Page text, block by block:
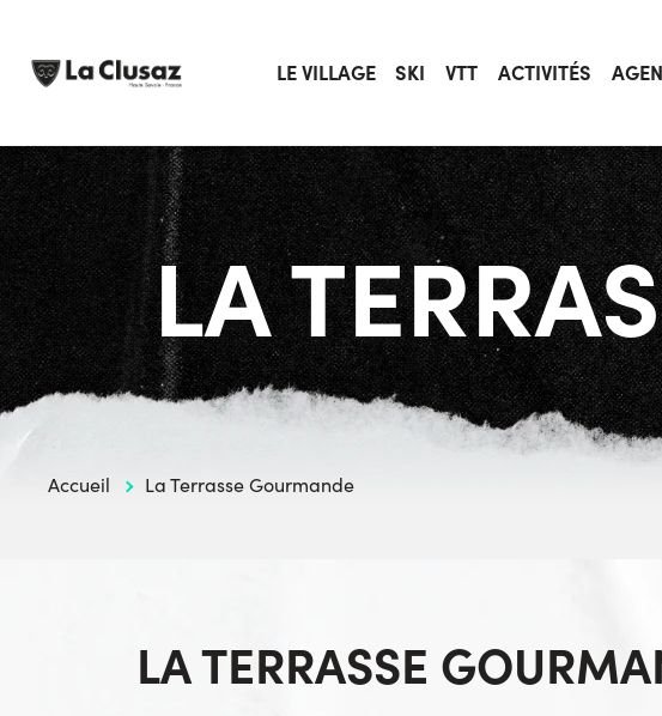
content
LE VILLAGE SKI VTT ACTIVITÉS
LA
Accueil La Terrasse Gourmande
LA TERRASSE